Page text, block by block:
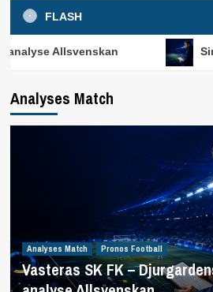
FLASH
Sirius – IF
Analyses Match
Analyses Match Pronos Football
Vasteras SK FK –